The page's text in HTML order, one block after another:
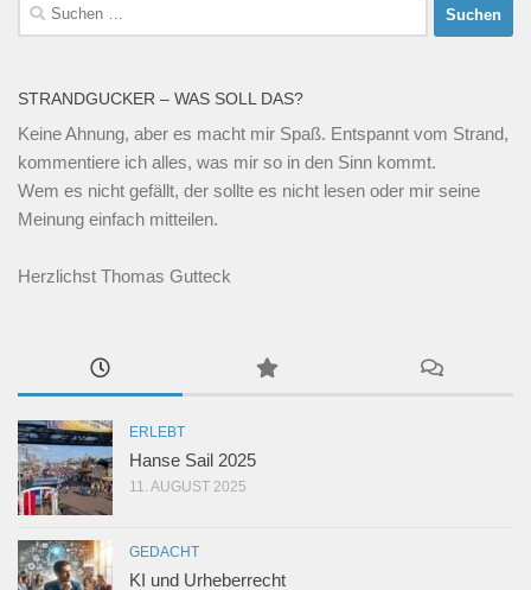
Suchen
nach:
STRANDGUCKER – WAS SOLL DAS?
Keine Ahnung, aber es macht mir Spaß. Entspannt vom Strand,
kommentiere ich alles, was mir so in den Sinn kommt.
Wem es nicht gefällt, der sollte es nicht lesen oder mir seine
Meinung einfach mitteilen.
Herzlichst Thomas Gutteck
ERLEBT
Hanse Sail 2025
11. AUGUST 2025
GEDACHT
KI und Urheberrecht